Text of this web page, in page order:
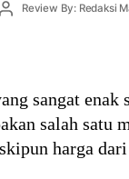
PostReview By: Redaksi
sangat
salah satu
harga